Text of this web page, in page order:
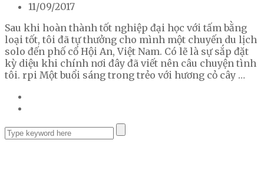
11/09/2017
Sau khi hoàn thành tốt nghiệp đại học với tấm bằng
loại tốt, tôi đã tự thưởng cho mình một chuyến du lịch
solo đến phố cổ Hội An, Việt Nam. Có lẽ là sự sắp đặt
kỳ diệu khi chính nơi đây đã viết nên câu chuyện tình
tôi. rpi Một buổi sáng trong trẻo với hương cỏ cây …